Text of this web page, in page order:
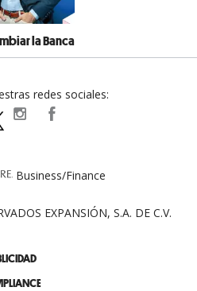
la Banca
redes sociales:
expansionpolitica
Business/Finance
EXPANSIÓN, S.A. DE C.V.